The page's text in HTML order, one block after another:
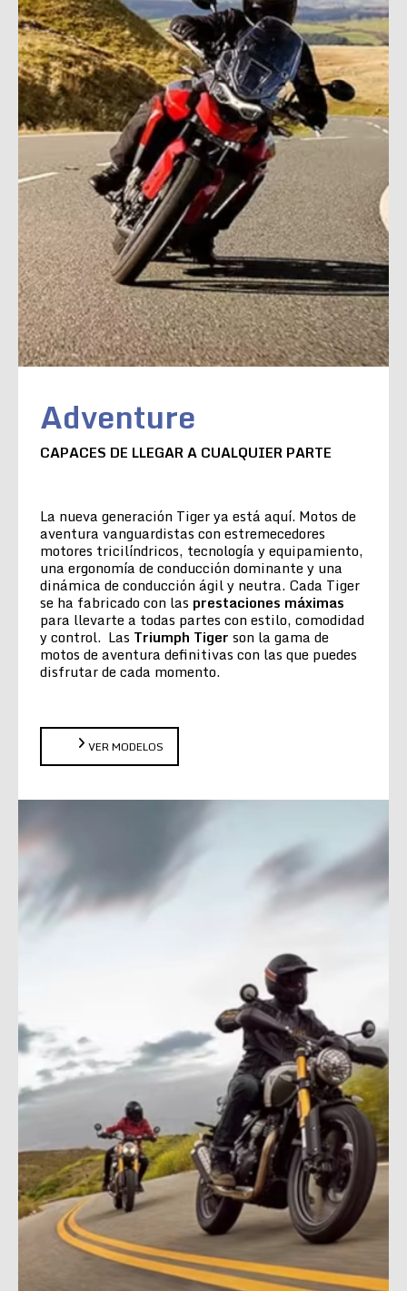
Adventure
CAPACES DE LLEGAR A CUALQUIER PARTE
La nueva generación Tiger ya está aquí. Motos de
aventura vanguardistas con estremecedores
motores tricilíndricos, tecnología y equipamiento,
una ergonomía de conducción dominante y una
dinámica de conducción ágil y neutra. Cada Tiger
se ha fabricado con las prestaciones máximas
para llevarte a todas partes con estilo, comodidad
y control. Las Triumph Tiger son la gama de
motos de aventura definitivas con las que puedes
disfrutar de cada momento.
VER MODELOS